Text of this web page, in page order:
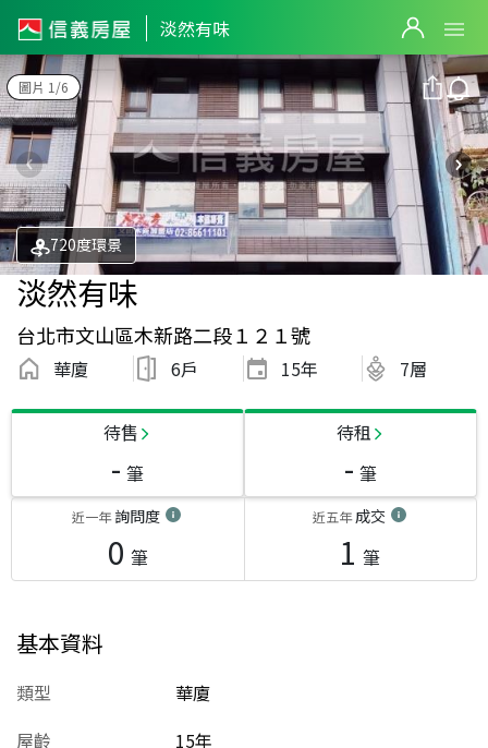
淡然有味
圖片 1/6
720度環景
淡然有味
台北市文山區木新路二段１２１號
華廈 6戶 15年 7層
待售
- 筆
待租
- 筆
近一年詢問度
0 筆
近五年成交
1 筆
基本資料
類型
華廈
屋齡
15年